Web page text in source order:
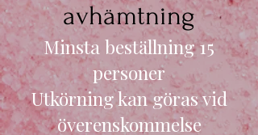
avhämtning
Minsta beställning 15
personer
Utkörning kan göras vid
överenskommelse